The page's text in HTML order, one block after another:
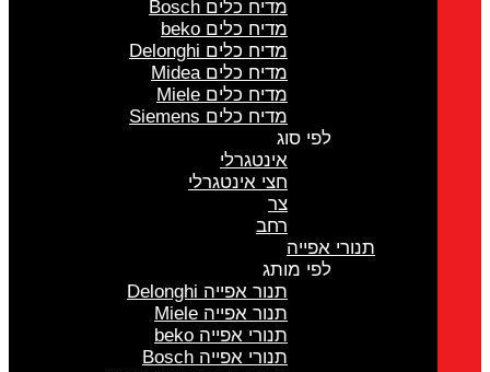
מדיח כלים Bosch
מדיח כלים beko
מדיח כלים Delonghi
מדיח כלים Midea
מדיח כלים Miele
מדיח כלים Siemens
לפי סוג
אינטגרלי
חצי אינטגרלי
צר
רחב
תנורי אפייה
לפי מותג
תנור אפייה Delonghi
תנור אפייה Miele
תנורי אפייה beko
תנורי אפייה Bosch